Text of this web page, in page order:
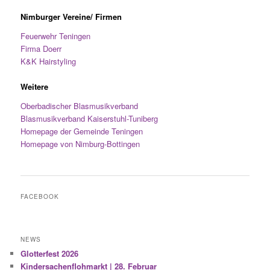
Nimburger Vereine/ Firmen
Feuerwehr Teningen
Firma Doerr
K&K Hairstyling
Weitere
Oberbadischer Blasmusikverband
Blasmusikverband Kaiserstuhl-Tuniberg
Homepage der Gemeinde Teningen
Homepage von Nimburg-Bottingen
FACEBOOK
NEWS
Glotterfest 2026
Kindersachenflohmarkt | 28. Februar